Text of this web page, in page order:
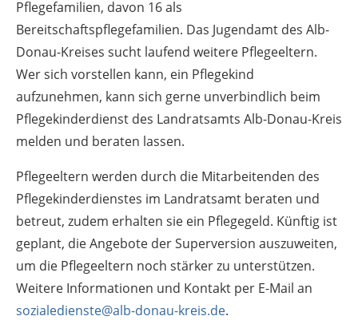
Pflegefamilien, davon 16 als
Bereitschaftspflegefamilien. Das Jugendamt des Alb-
Donau-Kreises sucht laufend weitere Pflegeeltern.
Wer sich vorstellen kann, ein Pflegekind
aufzunehmen, kann sich gerne unverbindlich beim
Pflegekinderdienst des Landratsamts Alb-Donau-Kreis
melden und beraten lassen.
Pflegeeltern werden durch die Mitarbeitenden des
Pflegekinderdienstes im Landratsamt beraten und
betreut, zudem erhalten sie ein Pflegegeld. Künftig ist
geplant, die Angebote der Superversion auszuweiten,
um die Pflegeeltern noch stärker zu unterstützen.
Weitere Informationen und Kontakt per E-Mail an
sozialedienste@alb-donau-kreis.de.